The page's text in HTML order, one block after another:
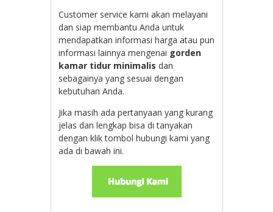
Customer service kami akan melayani
dan siap membantu Anda untuk
mendapatkan informasi harga atau pun
informasi lainnya mengenai gorden
kamar tidur minimalis dan
sebagainya yang sesuai dengan
kebutuhan Anda.
Jika masih ada pertanyaan yang kurang
jelas dan lengkap bisa di tanyakan
dengan klik tombol hubungi kami yang
ada di bawah ini.